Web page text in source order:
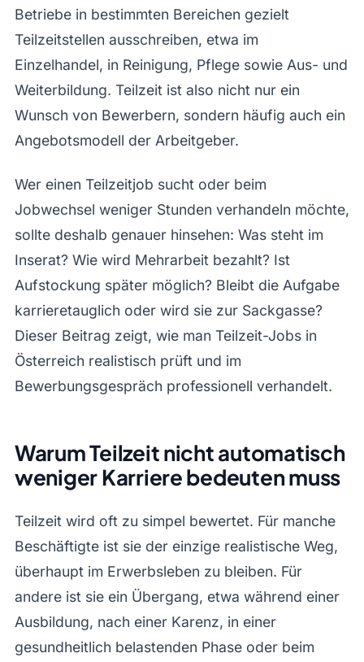
Betriebe in bestimmten Bereichen gezielt
Teilzeitstellen ausschreiben, etwa im
Einzelhandel, in Reinigung, Pflege sowie Aus- und
Weiterbildung. Teilzeit ist also nicht nur ein
Wunsch von Bewerbern, sondern häufig auch ein
Angebotsmodell der Arbeitgeber.
Wer einen Teilzeitjob sucht oder beim
Jobwechsel weniger Stunden verhandeln möchte,
sollte deshalb genauer hinsehen: Was steht im
Inserat? Wie wird Mehrarbeit bezahlt? Ist
Aufstockung später möglich? Bleibt die Aufgabe
karrieretauglich oder wird sie zur Sackgasse?
Dieser Beitrag zeigt, wie man Teilzeit-Jobs in
Österreich realistisch prüft und im
Bewerbungsgespräch professionell verhandelt.
Warum Teilzeit nicht automatisch
weniger Karriere bedeuten muss
Teilzeit wird oft zu simpel bewertet. Für manche
Beschäftigte ist sie der einzige realistische Weg,
überhaupt im Erwerbsleben zu bleiben. Für
andere ist sie ein Übergang, etwa während einer
Ausbildung, nach einer Karenz, in einer
gesundheitlich belastenden Phase oder beim